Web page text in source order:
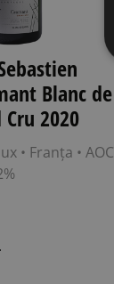
Blanc de
2020
• Franța • AOC